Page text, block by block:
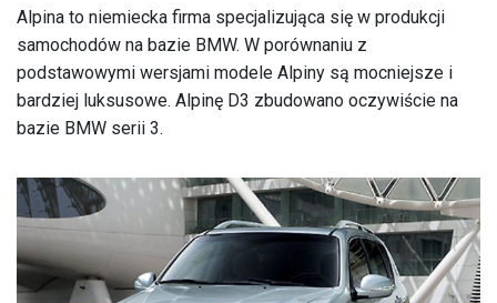
Alpina to niemiecka firma specjalizująca się w produkcji
samochodów na bazie BMW. W porównaniu z
podstawowymi wersjami modele Alpiny są mocniejsze i
bardziej luksusowe. Alpinę D3 zbudowano oczywiście na
bazie BMW serii 3.